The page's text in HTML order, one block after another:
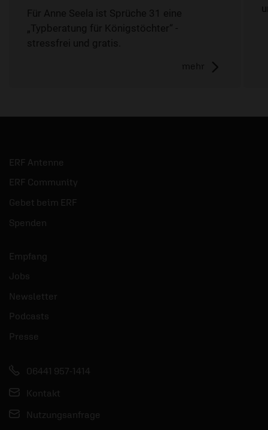
Für Anne Seela ist Sprüche 31 eine
„Typberatung für Königstöchter“ -
stressfrei und gratis.
mehr
ERF Antenne
ERF Community
Gebet beim ERF
Spenden
Empfang
Jobs
Newsletter
Podcasts
Presse
06441 957-1414
Kontakt
Nutzungsanfrage